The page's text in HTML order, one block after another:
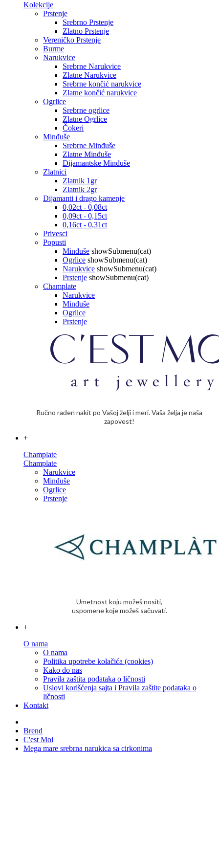
Kolekcije
Prstenje
Srebrno Prstenje
Zlatno Prstenje
Vereničko Prstenje
Burme
Narukvice
Srebrne Narukvice
Zlatne Narukvice
Srebrne končić narukvice
Zlatne končić narukvice
Ogrlice
Srebrne ogrlice
Zlatne Ogrlice
Čokeri
Minđuše
Srebrne Minđuše
Zlatne Minđuše
Dijamantske Minđuše
Zlatnici
Zlatnik 1gr
Zlatnik 2gr
Dijamanti i drago kamenje
0,02ct - 0,08ct
0,09ct - 0,15ct
0,16ct - 0,31ct
Privesci
Popusti
Minđuše showSubmenu(cat)
Ogrlice showSubmenu(cat)
Narukvice showSubmenu(cat)
Prstenje showSubmenu(cat)
Champlate
Narukvice
Minđuše
Ogrlice
Prstenje
Ručno rađen nakit po Vašoj želji i meri. Vaša želja je naša
zapovest!
+
Champlate
Champlate
Narukvice
Minđuše
Ogrlice
Prstenje
Umetnost koju možeš nositi,
uspomene koje možeš sačuvati.
+
O nama
O nama
Politika upotrebe kolačića (cookies)
Kako do nas
Pravila zaštita podataka o ličnosti
Uslovi korišćenja sajta i Pravila zaštite podataka o
ličnosti
Kontakt
Brend
C'est Moi
Mega mare srebrna narukica sa cirkonima